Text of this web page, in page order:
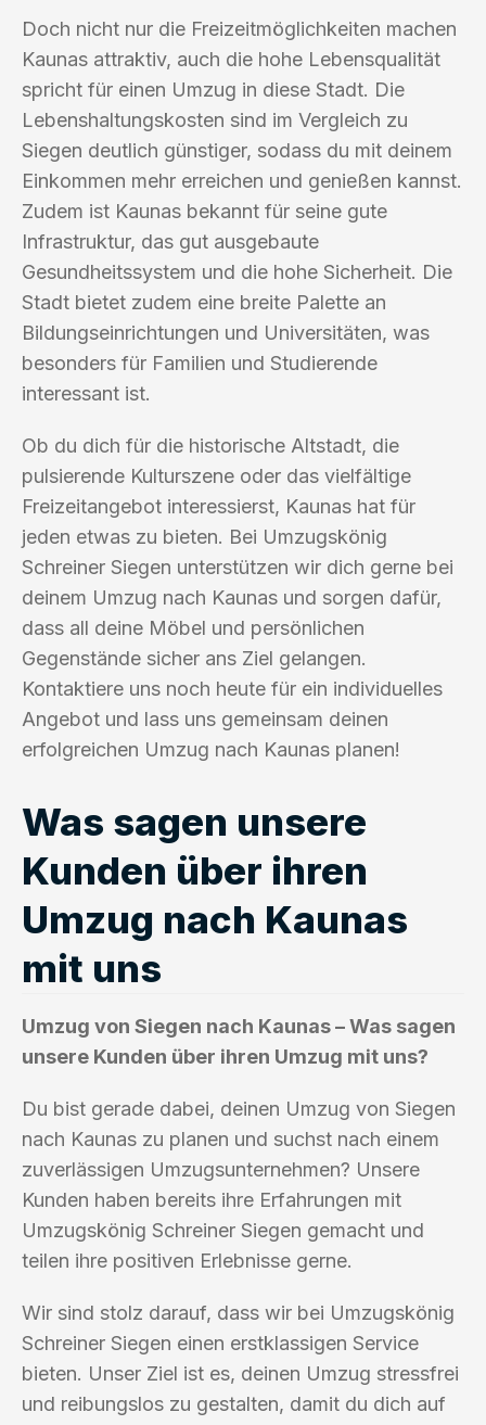
Doch nicht nur die Freizeitmöglichkeiten machen
Kaunas attraktiv, auch die hohe Lebensqualität
spricht für einen Umzug in diese Stadt. Die
Lebenshaltungskosten sind im Vergleich zu
Siegen deutlich günstiger, sodass du mit deinem
Einkommen mehr erreichen und genießen kannst.
Zudem ist Kaunas bekannt für seine gute
Infrastruktur, das gut ausgebaute
Gesundheitssystem und die hohe Sicherheit. Die
Stadt bietet zudem eine breite Palette an
Bildungseinrichtungen und Universitäten, was
besonders für Familien und Studierende
interessant ist.
Ob du dich für die historische Altstadt, die
pulsierende Kulturszene oder das vielfältige
Freizeitangebot interessierst, Kaunas hat für
jeden etwas zu bieten. Bei Umzugskönig
Schreiner Siegen unterstützen wir dich gerne bei
deinem Umzug nach Kaunas und sorgen dafür,
dass all deine Möbel und persönlichen
Gegenstände sicher ans Ziel gelangen.
Kontaktiere uns noch heute für ein individuelles
Angebot und lass uns gemeinsam deinen
erfolgreichen Umzug nach Kaunas planen!
Was sagen unsere
Kunden über ihren
Umzug nach Kaunas
mit uns
Umzug von Siegen nach Kaunas – Was sagen
unsere Kunden über ihren Umzug mit uns?
Du bist gerade dabei, deinen Umzug von Siegen
nach Kaunas zu planen und suchst nach einem
zuverlässigen Umzugsunternehmen? Unsere
Kunden haben bereits ihre Erfahrungen mit
Umzugskönig Schreiner Siegen gemacht und
teilen ihre positiven Erlebnisse gerne.
Wir sind stolz darauf, dass wir bei Umzugskönig
Schreiner Siegen einen erstklassigen Service
bieten. Unser Ziel ist es, deinen Umzug stressfrei
und reibungslos zu gestalten, damit du dich auf